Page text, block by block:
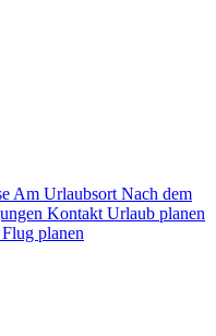
Am Urlaubsort Nach dem
Kontakt Urlaub planen
Flug planen